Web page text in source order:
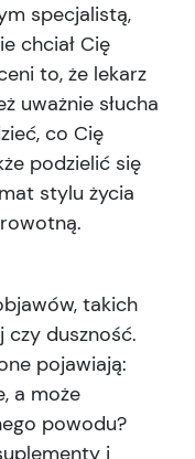
specjalistą,
chciał Cię
to, że lekarz
uważnie słucha
co Cię
podzielić się
stylu życia
takich
duszność.
pojawiają:
a może
powodu?
i